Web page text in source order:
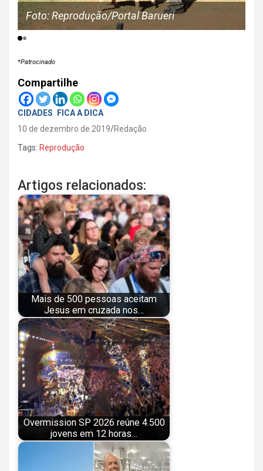
Foto: Reprodução/Portal Barueri
*Patrocinado
Compartilhe
CIDADES
FICA A DICA
10 de dezembro de 2019 Redação
Tags: Reprodução
Artigos relacionados:
Mais de 500 pessoas aceitam
Jesus em cruzada nos…
Overmission SP 2026 reúne 4.500
jovens em 12 horas…